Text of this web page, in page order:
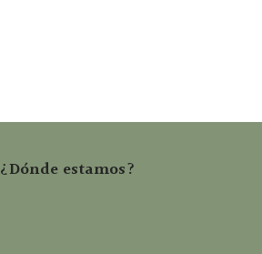
¿Dónde estamos?